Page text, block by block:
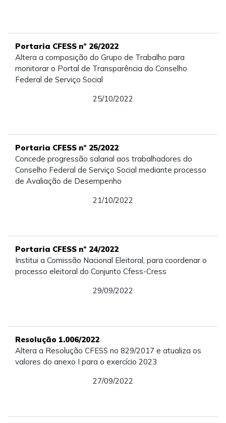
Portaria CFESS nº 26/2022
Altera a composição do Grupo de Trabalho para
monitorar o Portal de Transparência do Conselho
Federal de Serviço Social
25/10/2022
Portaria CFESS nº 25/2022
Concede progressão salarial aos trabalhadores do
Conselho Federal de Serviço Social mediante processo
de Avaliação de Desempenho
21/10/2022
Portaria CFESS nº 24/2022
Institui a Comissão Nacional Eleitoral, para coordenar o
processo eleitoral do Conjunto Cfess-Cress
29/09/2022
Resolução 1.006/2022
Altera a Resolução CFESS no 829/2017 e atualiza os
valores do anexo I para o exercício 2023
27/09/2022